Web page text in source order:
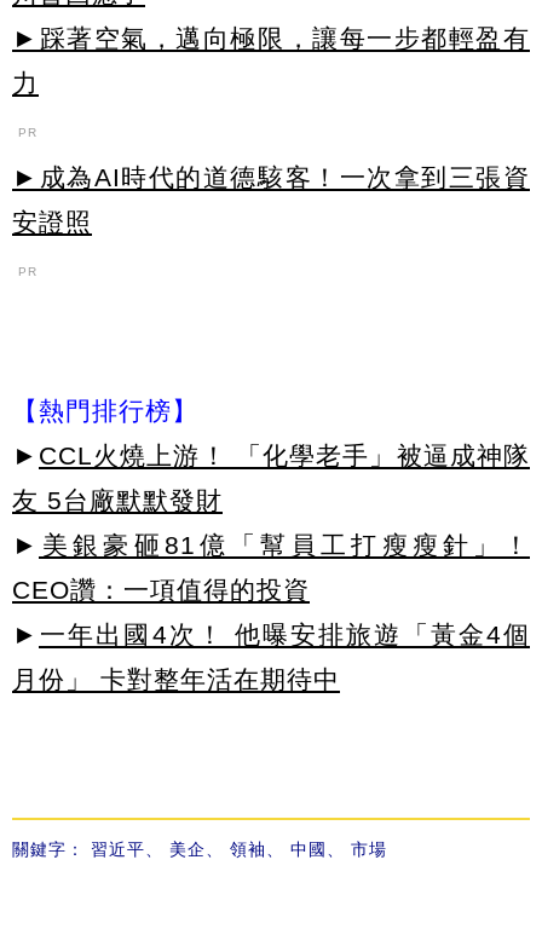
►踩著空氣，邁向極限，讓每一步都輕盈有
力
PR
►成為AI時代的道德駭客！一次拿到三張資
安證照
PR
【熱門排行榜】
► CCL火燒上游！ 「化學老手」被逼成神隊
友 5台廠默默發財
► 美銀豪砸81億「幫員工打瘦瘦針」！
CEO讚：一項值得的投資
► 一年出國4次！ 他曝安排旅遊「黃金4個
月份」 卡對整年活在期待中
關鍵字： 習近平 美企 領袖 中國 市場